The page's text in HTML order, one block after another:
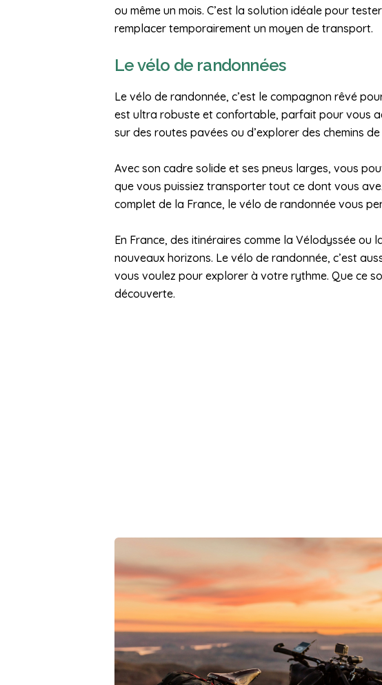
ou même un mois. C’est la solution idéale pour
remplacer temporairement un moyen de transport.
Le vélo de randonnées
Le vélo de randonnée, c’est le compagnon rêvé
est ultra robuste et confortable, parfait pour vous
sur des routes pavées ou d’explorer des chemins
Avec son cadre solide et ses pneus larges, vous
que vous puissiez transporter tout ce dont vous
complet de la France, le vélo de randonnée vous
En France, des itinéraires comme la Vélodyssée
nouveaux horizons. Le vélo de randonnée, c’est
vous voulez pour explorer à votre rythme. Que ce
découverte.